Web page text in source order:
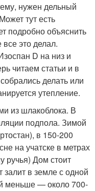
нужен дельный
тут есть
подробно объяснить
это делал.
D на низ и
читаем статьи и в
делать или
утепление.
из шлакоблока. В
подпола. Зимой
в 150-200
на учатске в метрах
ручья) Дом стоит
в земле с одной
меньше — около 700-